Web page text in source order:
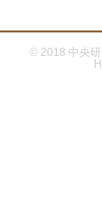
© 2018 中央